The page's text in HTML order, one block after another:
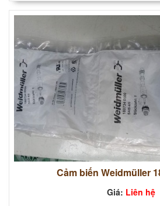
Cảm biến Weidmüller
Giá: Liên hệ